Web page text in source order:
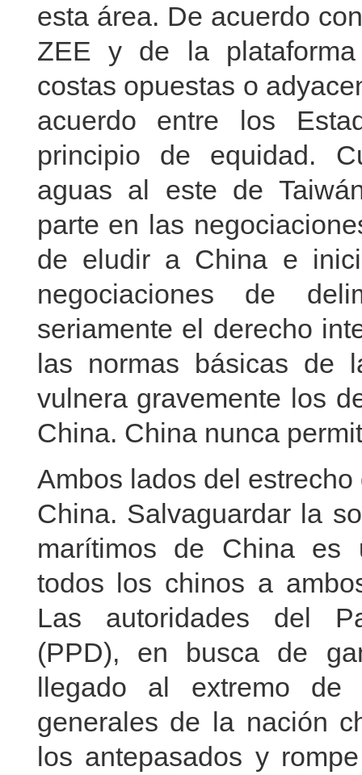
esta área. De acuerdo
ZEE y de la
costas opuestas o
acuerdo entre los
principio de equidad.
aguas al este de
parte en las
de eludir a China e
negociaciones de
seriamente el derecho
las normas básicas de
vulnera gravemente los
China. China nunca
Ambos lados del
China. Salvaguardar la
marítimos de China es
todos los chinos a
Las autoridades del
(PPD), en busca de
llegado al extremo de
generales de la nación
los antepasados y